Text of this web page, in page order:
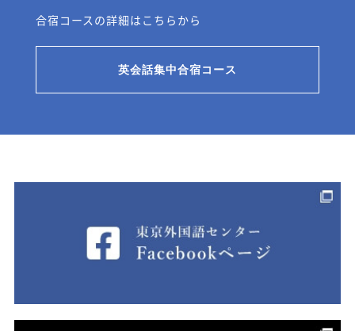
合宿コースの詳細はこちらから
英会話集中合宿コース